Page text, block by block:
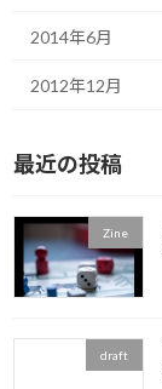
2014年6月
2012年12月
最近の投稿
Zine
draft